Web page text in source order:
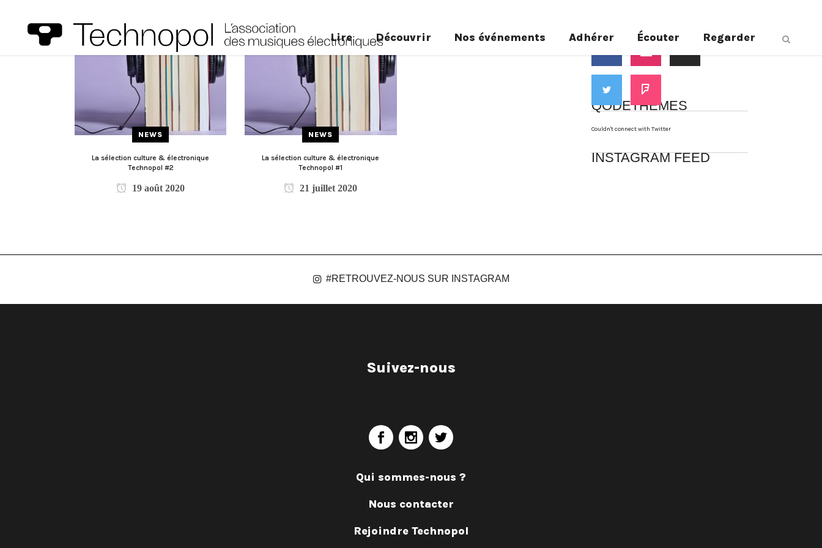
Lire Découvrir Nos événements Adhérer Écouter Regarder
NEWS
La sélection culture & électronique
Technopol #2
19 août 2020
NEWS
La sélection culture & électronique
Technopol #1
21 juillet 2020
Suivez-nous
QODETHEMES
Couldn't connect with Twitter
INSTAGRAM FEED
#RETROUVEZ-NOUS SUR INSTAGRAM
Suivez-nous
Qui sommes-nous ?
Nous contacter
Rejoindre Technopol